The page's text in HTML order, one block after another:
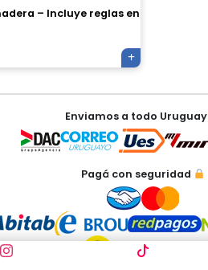
– Incluye reglas en
Enviamos a todo Uruguay
Pagá con seguridad